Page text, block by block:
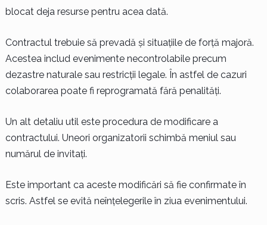
blocat deja resurse pentru acea dată.
Contractul trebuie să prevadă și situațiile de forță majoră.
Acestea includ evenimente necontrolabile precum
dezastre naturale sau restricții legale. În astfel de cazuri
colaborarea poate fi reprogramată fără penalități.
Un alt detaliu util este procedura de modificare a
contractului. Uneori organizatorii schimbă meniul sau
numărul de invitați.
Este important ca aceste modificări să fie confirmate în
scris. Astfel se evită neînțelegerile în ziua evenimentului.